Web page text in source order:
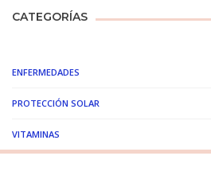
CATEGORÍAS
ENFERMEDADES
PROTECCIÓN SOLAR
VITAMINAS